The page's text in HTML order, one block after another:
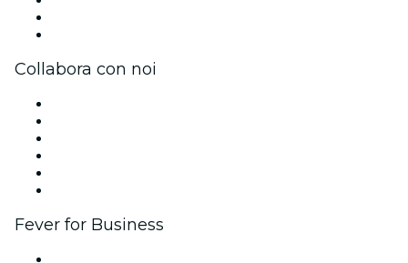
Collabora con noi
Fever for Business